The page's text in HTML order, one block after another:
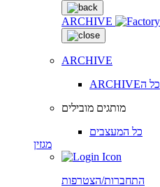
ARCHIVE
ARCHIVE
ARCHIVEכל ה
מותגים מובילים
כל המעצבים
מגזין
התחברות/הצטרפות